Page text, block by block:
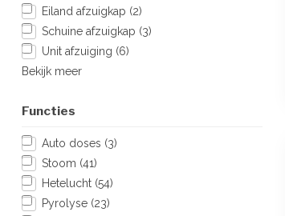
Eiland afzuigkap (2)
Schuine afzuigkap (3)
Unit afzuiging (6)
Bekijk meer
Functies
Auto doses (3)
Stoom (41)
Hetelucht (54)
Pyrolyse (23)